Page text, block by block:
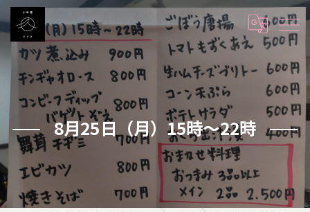
8月25日（月）15時〜22時